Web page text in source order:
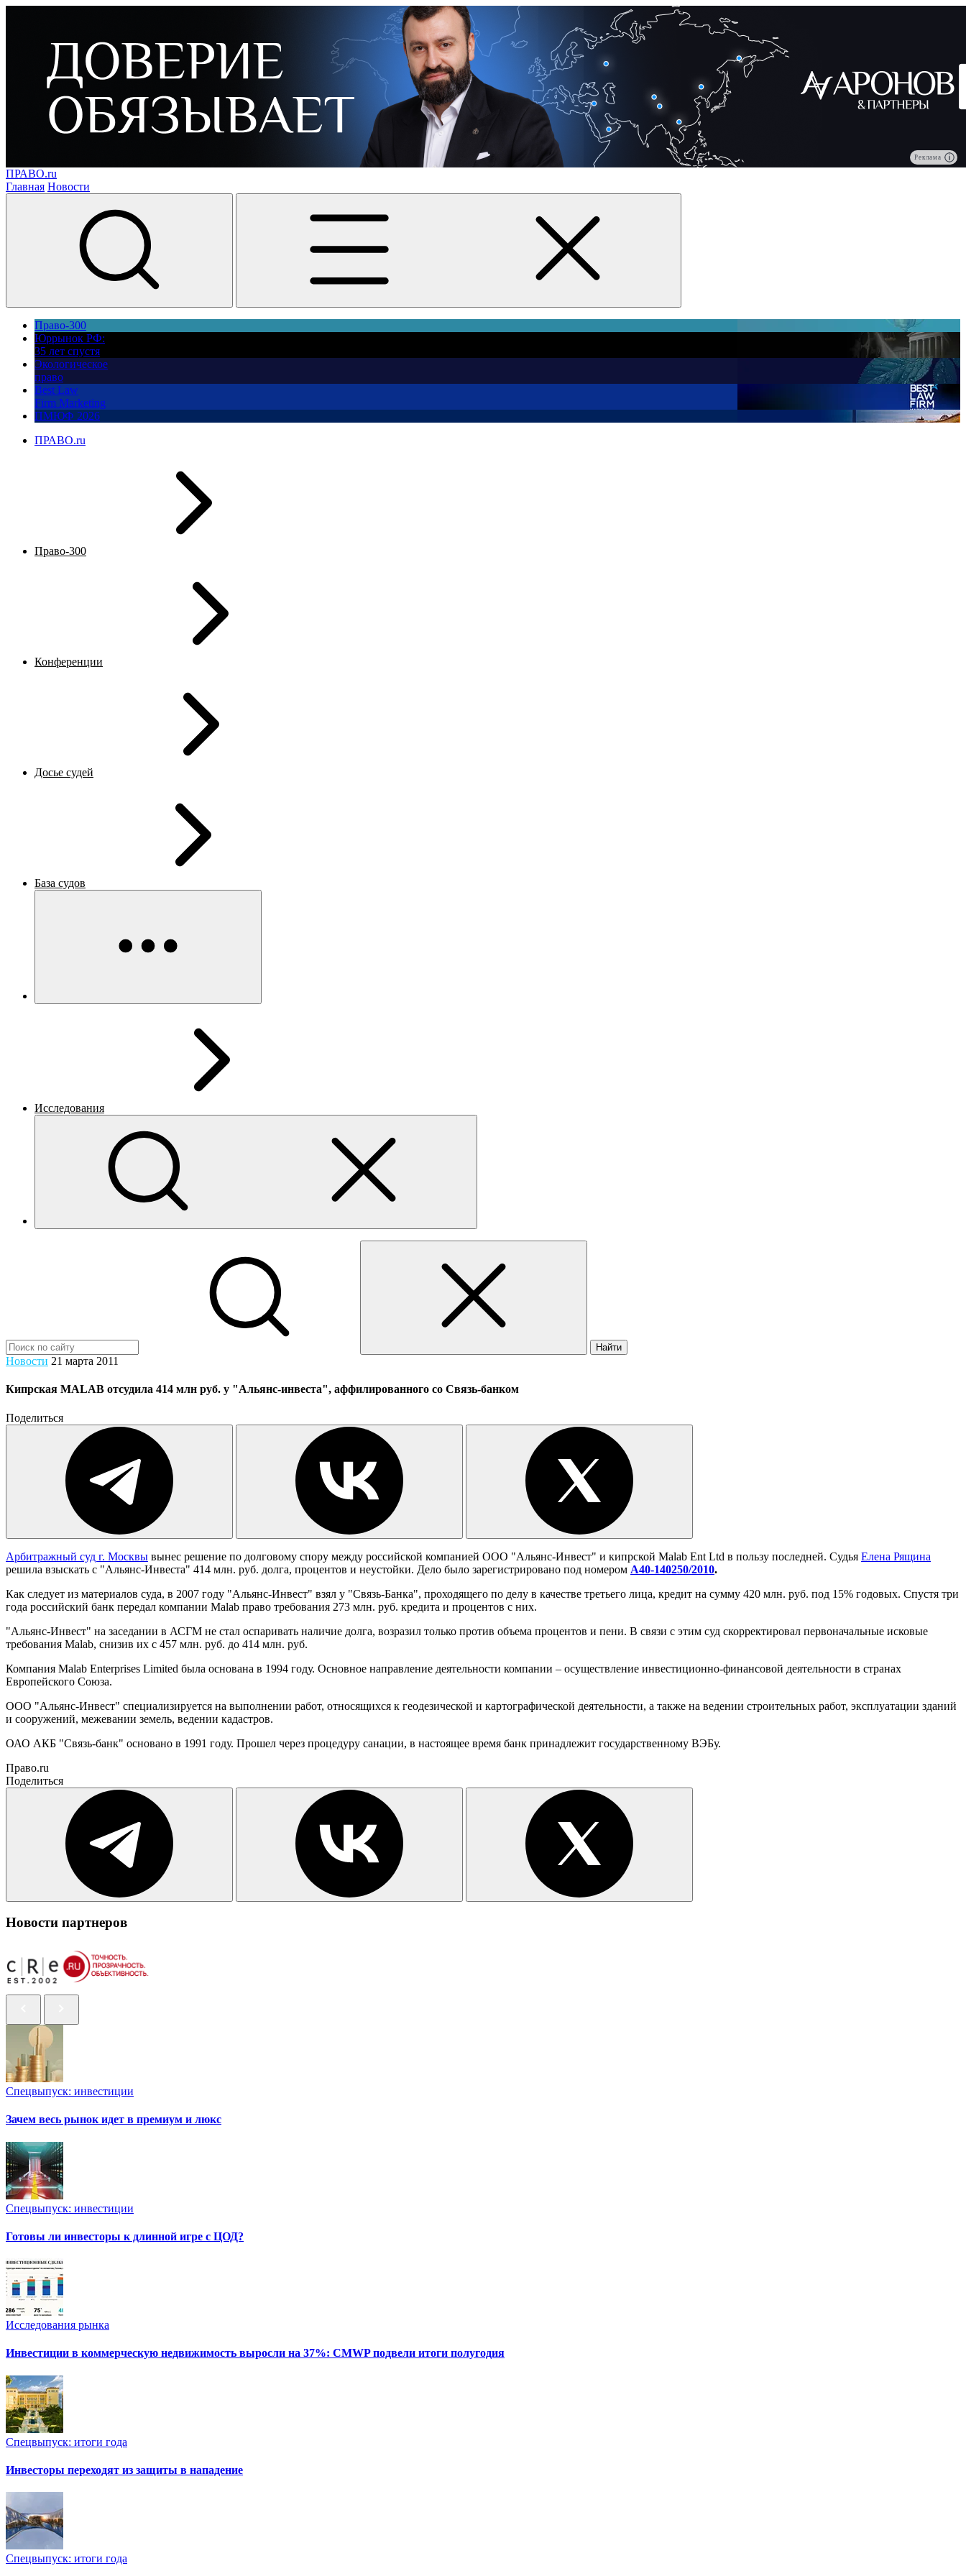
Реклама
ПРАВО.ru
Главная Новости
Право-300
Юррынок РФ:
35 лет спустя
Экологическое
право
Best Law
Firm Marketing
ПМЮФ 2026
ПРАВО.ru
Право-300
Конференции
Досье судей
База судов
Исследования
Найти
Новости 21 марта 2011
Кипрская MALAB отсудила 414 млн руб. у "Альянс-инвеста", аффилированного со Связь-банком
Поделиться
Арбитражный суд г. Москвы вынес решение по долговому спору между российской компанией ООО "Альянс-Инвест" и кипрской Malab Ent Ltd в пользу последней. Судья Елена Рящина
решила взыскать с "Альянс-Инвеста" 414 млн. руб. долга, процентов и неустойки. Дело было зарегистрировано под номером А40-140250/2010.
Как следует из материалов суда, в 2007 году "Альянс-Инвест" взял у "Связь-Банка", проходящего по делу в качестве третьего лица, кредит на сумму 420 млн. руб. под 15% годовых. Спустя три
года российский банк передал компании Malab право требования 273 млн. руб. кредита и процентов с них.
"Альянс-Инвест" на заседании в АСГМ не стал оспаривать наличие долга, возразил только против объема процентов и пени. В связи с этим суд скорректировал первоначальные исковые
требования Malab, снизив их с 457 млн. руб. до 414 млн. руб.
Компания Malab Enterprises Limited была основана в 1994 году. Основное направление деятельности компании – осуществление инвестиционно-финансовой деятельности в странах
Европейского Союза.
ОOО "Альянс-Инвест" специализируется на выполнении работ, относящихся к геодезической и картографической деятельности, а также на ведении строительных работ, эксплуатации зданий
и сооружений, межевании земель, ведении кадастров.
ОАО АКБ "Связь-банк" основано в 1991 году. Прошел через процедуру санации, в настоящее время банк принадлежит государственному ВЭБу.
Право.ru
Поделиться
Новости партнеров
Спецвыпуск: инвестиции
Зачем весь рынок идет в премиум и люкс
Спецвыпуск: инвестиции
Готовы ли инвесторы к длинной игре с ЦОД?
Исследования рынка
Инвестиции в коммерческую недвижимость выросли на 37%: CMWP подвели итоги полугодия
Спецвыпуск: итоги года
Инвесторы переходят из защиты в нападение
Спецвыпуск: итоги года